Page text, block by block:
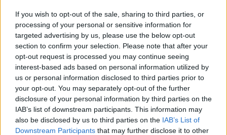
If you wish to opt-out of the sale, sharing to third parties, or
processing of your personal or sensitive information for
targeted advertising by us, please use the below opt-out
section to confirm your selection. Please note that after your
opt-out request is processed you may continue seeing
interest-based ads based on personal information utilized by
us or personal information disclosed to third parties prior to
your opt-out. You may separately opt-out of the further
disclosure of your personal information by third parties on the
IAB’s list of downstream participants. This information may
also be disclosed by us to third parties on the IAB’s List of
Downstream Participants that may further disclose it to other
Σε υψηλούς τόνους απαντά ο δήμαρχος
Λαυρεωτικής Δημήτρης Λουκάς στα δημοσιεύματα
που αφορούν τη λειτουργία του βιολογικού
καθαρισμού της Κερατέας, επιχειρώντας να
αποσαφηνίσει την πραγματική εικόνα ενός έργου με
ιστορία δεκαετιών. Όπως επισημαίνει, η
εγκατάσταση κατασκευάστηκε τη δεκαετία του ’90,
με τεχνολογία της εποχής και σημαντικές
κατασκευαστικές αδυναμίες, ενώ η απουσία
συστηματικής συντήρησης τα επόμενα […]
26.04.2026 - 08.16